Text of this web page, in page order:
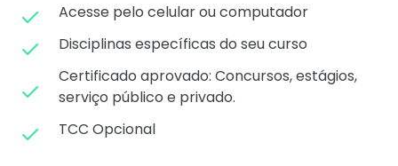
Acesse pelo celular ou computador
Disciplinas específicas do seu curso
Certificado aprovado: Concursos, estágios,
serviço público e privado.
TCC Opcional